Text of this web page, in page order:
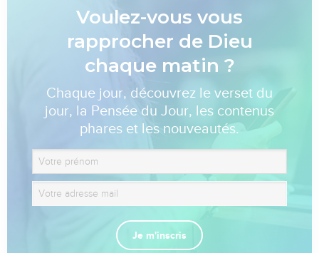
Voulez-vous vous
rapprocher de Dieu
chaque matin ?
Chaque jour, découvrez le verset du
jour, la Pensée du Jour, les contenus
phares et les nouveautés.
Je m'inscris